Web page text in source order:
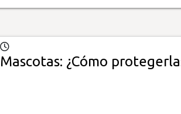
Mascotas: ¿Cómo